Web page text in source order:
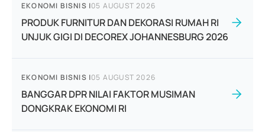
EKONOMI BISNIS |05 AUGUST 2026
PRODUK FURNITUR DAN DEKORASI RUMAH RI
UNJUK GIGI DI DECOREX JOHANNESBURG 2026
EKONOMI BISNIS |05 AUGUST 2026
BANGGAR DPR NILAI FAKTOR MUSIMAN
DONGKRAK EKONOMI RI